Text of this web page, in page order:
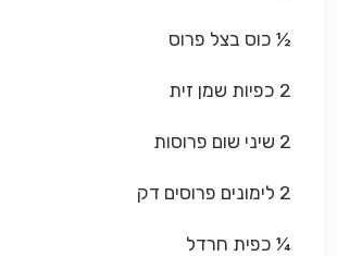
½ כוס בצל פרוס
2 כפיות שמן זית
2 שיני שום פרוסות
2 לימונים פרוסים דק
¼ כפית חרדל